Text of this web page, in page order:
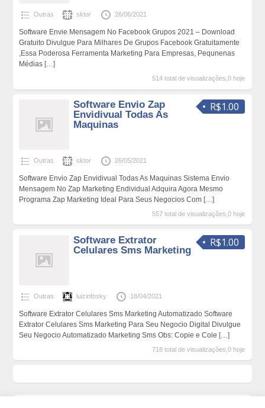
Outras sktor 26/06/2021
Software Envie Mensagem No Facebook Grupos 2021 – Download
Gratuito Divulgue Para Milhares De Grupos Facebook Gratuitamente
,Essa Poderosa Ferramenta Marketing Para Empresas, Pequnenas
Médias […]
514 total de visualizações,0 hoje
R$1.00
Software Envio Zap
Envidivual Todas As
Maquinas
Outras sktor 26/05/2021
Software Envio Zap Envidivual Todas As Maquinas Sistema Envio
Mensagem No Zap Marketing Endividual Adquira Agora Mesmo
Programa Zap Marketing Ideal Para Seus Negocios Com […]
557 total de visualizações,0 hoje
R$1.00
Software Extrator
Celulares Sms Marketing
Outras luizinfosky 18/04/2021
Software Extrator Celulares Sms Marketing Automatizado Software
Extrator Celulares Sms Marketing Para Seu Negocio Digital Divulgue
Seu Negocio Automatizado Marketing Sms Obs: Copie e Cole […]
718 total de visualizações,0 hoje